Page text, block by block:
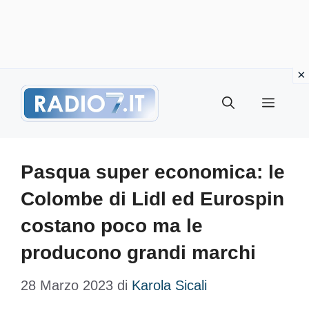
Menu
Pasqua super economica: le
Colombe di Lidl ed Eurospin
costano poco ma le
producono grandi marchi
28 Marzo 2023 di Karola Sicali